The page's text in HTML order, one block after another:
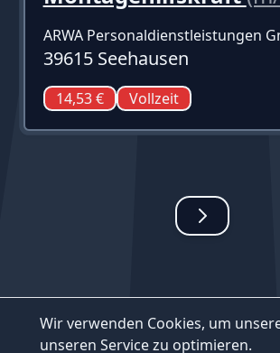
Wir verwenden Cookies, um
unseren Service zu optimieren.
ARWA Personaldienstleistungen
39615 Seehausen
14,53 € Vollzeit